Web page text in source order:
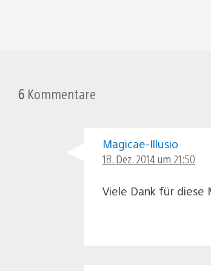
6 Kommentare
Magicae-Illusio
18. Dez. 2014 um 21:50
Viele Dank für diese